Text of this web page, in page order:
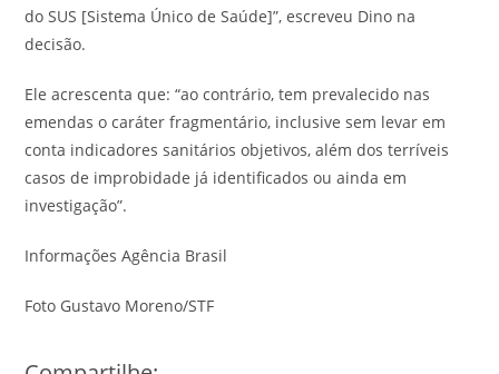
do SUS [Sistema Único de Saúde]”, escreveu Dino na
decisão.
Ele acrescenta que: “ao contrário, tem prevalecido nas
emendas o caráter fragmentário, inclusive sem levar em
conta indicadores sanitários objetivos, além dos terríveis
casos de improbidade já identificados ou ainda em
investigação”.
Informações Agência Brasil
Foto Gustavo Moreno/STF